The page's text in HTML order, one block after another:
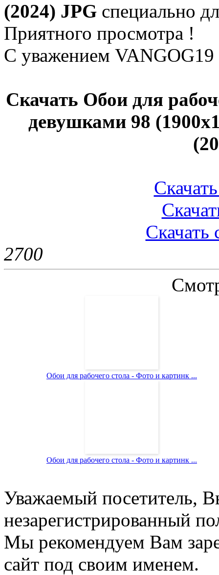
(2024) JPG специально
Приятного просмотра !
С уважением VANGOG19
Скачать Обои для
девушками 98
Скачать
2700
Обои для рабочего стола - Фото и картинк ...
Обои для рабочего стола - Фото и картинк ...
Уважаемый посетитель,
незарегистрированный
Мы рекомендуем Вам
сайт под своим именем.